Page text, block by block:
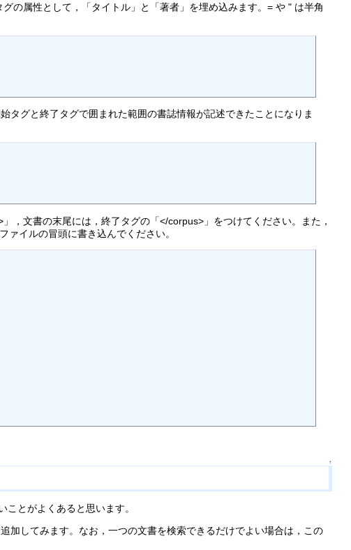
の属性として，「タイトル」と「著者」を埋め込みます。= や " は半角
グと終了タグで囲まれた範囲の書誌情報が記述できたことになりま
文書の末尾には，終了タグの「</corpus>」をつけてください。また，
イルの冒頭に書き込んでください。
↑
とがよくあると思います。
してみます。なお，一つの文書を検索できるだけでよい場合は，この